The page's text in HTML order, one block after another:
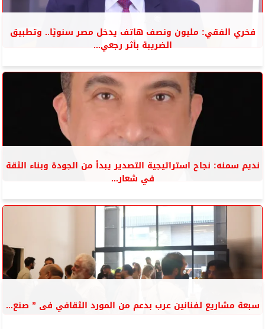
فخري الفقي: مليون ونصف هاتف يدخل مصر سنويًا.. وتطبيق
الضريبة بأثر رجعي...
نديم سمنه: نجاح استراتيجية التصدير يبدأ من الجودة وبناء الثقة
في شعار...
سبعة مشاريع لفنانين عرب بدعم من المورد الثقافي فى ” صنع...